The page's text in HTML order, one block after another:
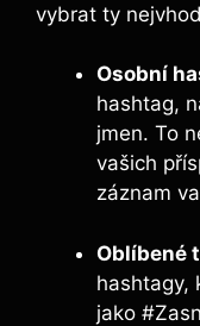
vybrat ty
Osobní
hashtag,
jmen. To
vašich
záznam
Oblíbené
hashtagy,
jako